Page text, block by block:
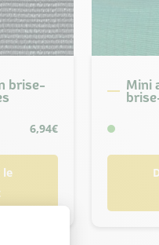
brise-
6,94€
le
Mini